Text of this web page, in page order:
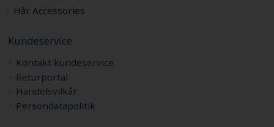
Hår Accessories
Kundeservice
Kontakt kundeservice
Returportal
Handelsvilkår
Persondatapolitik